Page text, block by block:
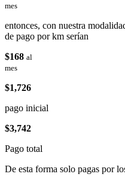
mes
entonces, con nuestra
de pago por km serían
$168 al
mes
$1,726
pago inicial
$3,742
Pago total
De esta forma solo pagas por